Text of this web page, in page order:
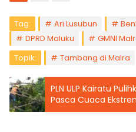
Tag: Ari Lusubun
DPRD Maluku
GMNI
Topik:
Tambang di Malra
PLN ULP Kairatu
Pasca Cuaca
Normal dalam Sehari